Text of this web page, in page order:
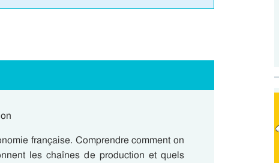
française. Comprendre comment on
les chaînes de production et quels